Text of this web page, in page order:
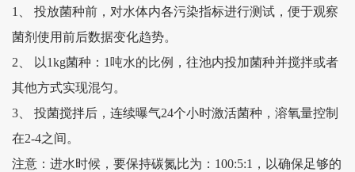
1、 投放菌种前，对水体内各污染指标进行测试，便于观察
菌剂使用前后数据变化趋势。
2、 以1kg菌种：1吨水的比例，往池内投加菌种并搅拌或者
其他方式实现混匀。
3、 投菌搅拌后，连续曝气24个小时激活菌种，溶氧量控制
在2-4之间。
注意：进水时候，要保持碳氮比为：100:5:1，以确保足够的